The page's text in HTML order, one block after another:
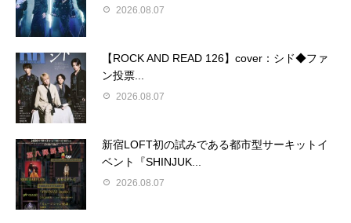
2026.08.07
【ROCK AND READ 126】cover：シド◆ファ
ン投票...
2026.08.07
新宿LOFT初の試みである都市型サーキットイ
ベント『SHINJUK...
2026.08.07